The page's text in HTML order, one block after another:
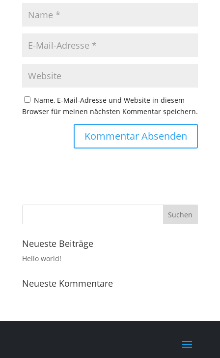
Name, E-Mail-Adresse und Website in diesem
Browser für meinen nächsten Kommentar speichern.
Neueste Beiträge
Hello world!
Neueste Kommentare